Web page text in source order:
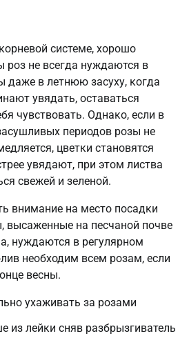
системе, хорошо
роз не всегда нуждаются в
даже в летнюю засуху, когда
увядать, оставаться
чувствовать. Однако, если в
периодов розы не
цветки становятся
увядают, при этом листва
свежей и зеленой.
внимание на место посадки
высаженные на песчаной почве
нуждаются в регулярном
необходим всем розам, если
весны.
из лейки сняв разбрызгиватель